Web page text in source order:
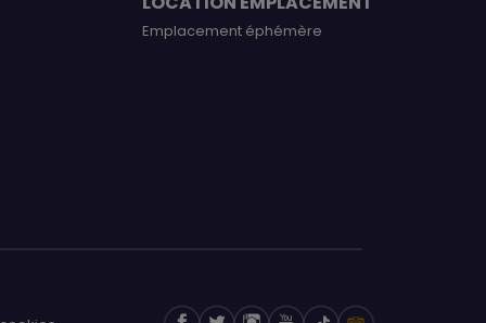
Emplacement éphémère